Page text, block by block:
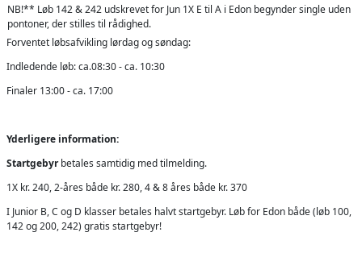
NB!** Løb 142 & 242 udskrevet for Jun 1X E til A i Edon begynder single uden
pontoner, der stilles til rådighed.
Forventet løbsafvikling lørdag og søndag:
Indledende løb: ca.08:30 - ca. 10:30
Finaler 13:00 - ca. 17:00
Yderligere information:
Startgebyrbetales samtidig med tilmelding.
1X kr. 240, 2-åres både kr. 280, 4 & 8 åres både kr. 370
I Junior B, C og D klasser betales halvt startgebyr. Løb for Edon både (løb 100,
142 og 200, 242) gratis startgebyr!